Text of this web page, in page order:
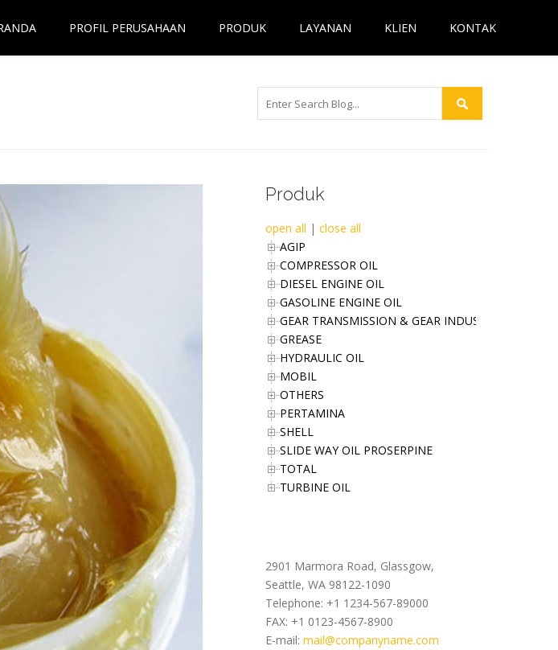
PROFIL PERUSAHAAN PRODUK LAYANAN KLIEN KONTAK
Produk
open all | close all
AGIP
COMPRESSOR OIL
DIESEL ENGINE OIL
GASOLINE ENGINE OIL
GEAR TRANSMISSION & GEAR INDUSTRIES OIL
GREASE
HYDRAULIC OIL
MOBIL
OTHERS
PERTAMINA
SHELL
SLIDE WAY OIL PROSERPINE
TOTAL
TURBINE OIL
2901 Marmora Road, Glassgow,
Seattle, WA 98122-1090
Telephone: +1 1234-567-89000
FAX: +1 0123-4567-8900
E-mail: mail@companyname.com